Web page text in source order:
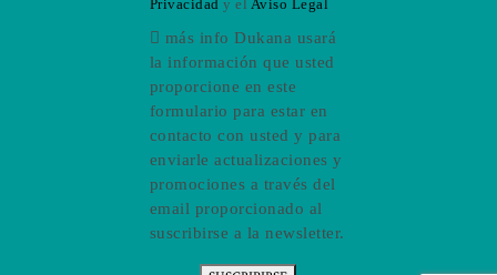
Privacidad y el Aviso Legal
más info Dukana usará
la información que usted
proporcione en este
formulario para estar en
contacto con usted y para
enviarle actualizaciones y
promociones a través del
email proporcionado al
suscribirse a la newsletter.